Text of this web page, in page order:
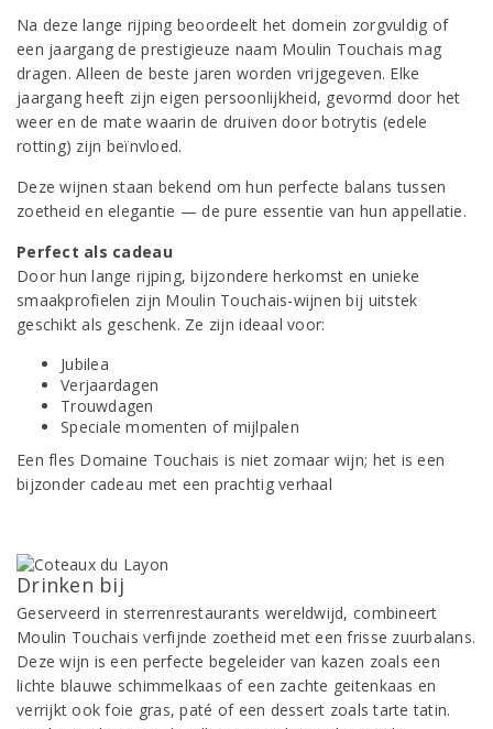
Na deze lange rijping beoordeelt het domein zorgvuldig of
een jaargang de prestigieuze naam Moulin Touchais mag
dragen. Alleen de beste jaren worden vrijgegeven. Elke
jaargang heeft zijn eigen persoonlijkheid, gevormd door het
weer en de mate waarin de druiven door botrytis (edele
rotting) zijn beïnvloed.
Deze wijnen staan bekend om hun perfecte balans tussen
zoetheid en elegantie — de pure essentie van hun appellatie.
Perfect als cadeau
Door hun lange rijping, bijzondere herkomst en unieke
smaakprofielen zijn Moulin Touchais-wijnen bij uitstek
geschikt als geschenk. Ze zijn ideaal voor:
Jubilea
Verjaardagen
Trouwdagen
Speciale momenten of mijlpalen
Een fles Domaine Touchais is niet zomaar wijn; het is een
bijzonder cadeau met een prachtig verhaal
Drinken bij
Geserveerd in sterrenrestaurants wereldwijd, combineert
Moulin Touchais verfijnde zoetheid met een frisse zuurbalans.
Deze wijn is een perfecte begeleider van kazen zoals een
lichte blauwe schimmelkaas of een zachte geitenkaas en
verrijkt ook foie gras, paté of een dessert zoals tarte tatin.